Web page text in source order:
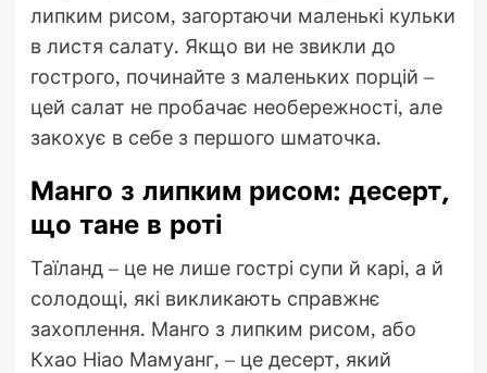
липким рисом, загортаючи маленькі кульки
в листя салату. Якщо ви не звикли до
гострого, починайте з маленьких порцій –
цей салат не пробачає необережності, але
закохує в себе з першого шматочка.
Манго з липким рисом: десерт,
що тане в роті
Таїланд – це не лише гострі супи й карі, а й
солодощі, які викликають справжнє
захоплення. Манго з липким рисом, або
Кхао Ніао Мамуанг, – це десерт, який